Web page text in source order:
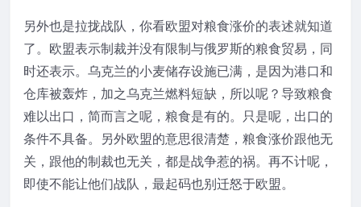
另外也是拉拢战队，你看欧盟对粮食涨价的表述就知道
了。欧盟表示制裁并没有限制与俄罗斯的粮食贸易，同
时还表示。乌克兰的小麦储存设施已满，是因为港口和
仓库被轰炸，加之乌克兰燃料短缺，所以呢？导致粮食
难以出口，简而言之呢，粮食是有的。只是呢，出口的
条件不具备。另外欧盟的意思很清楚，粮食涨价跟他无
关，跟他的制裁也无关，都是战争惹的祸。再不计呢，
即使不能让他们战队，最起码也别迁怒于欧盟。